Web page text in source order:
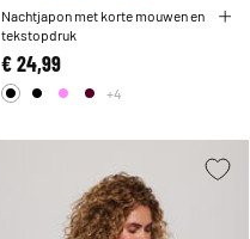
Nachtjapon met korte mouwen en
tekstopdruk
€ 24,99
+4